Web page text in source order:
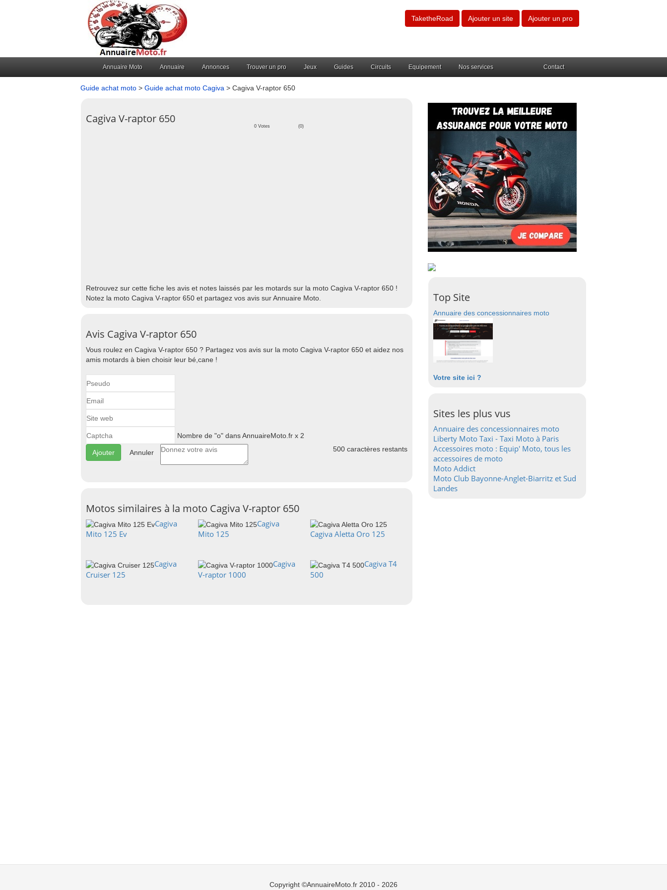
TaketheRoad Ajouter un site Ajouter un pro
Annuaire Moto Annuaire Annonces Trouver un pro Jeux Guides Circuits Equipement Nos services Contact
Guide achat moto > Guide achat moto Cagiva > Cagiva V-raptor 650
Cagiva V-raptor 650
0 Votes (0)
Retrouvez sur cette fiche les avis et notes laissés par les motards sur la moto Cagiva V-raptor 650 !
Notez la moto Cagiva V-raptor 650 et partagez vos avis sur Annuaire Moto.
Avis Cagiva V-raptor 650
Vous roulez en Cagiva V-raptor 650 ? Partagez vos avis sur la moto Cagiva V-raptor 650 et aidez nos
amis motards à bien choisir leur bé,cane !
Nombre de "o" dans AnnuaireMoto.fr x 2
Annuler 500 caractères restants
Motos similaires à la moto Cagiva V-raptor 650
Cagiva
Mito 125 Ev
Cagiva
Mito 125
Cagiva Aletta Oro 125
Cagiva
Cruiser 125
Cagiva
V-raptor 1000
Cagiva T4
500
Top Site
Annuaire des concessionnaires moto
Votre site ici ?
Sites les plus vus
Annuaire des concessionnaires moto
Liberty Moto Taxi - Taxi Moto à Paris
Accessoires moto : Equip' Moto, tous les
accessoires de moto
Moto Addict
Moto Club Bayonne-Anglet-Biarritz et Sud
Landes
Copyright ©AnnuaireMoto.fr 2010 - 2026